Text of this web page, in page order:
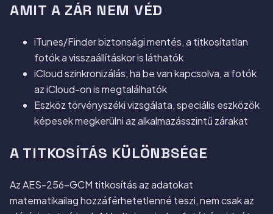
AMIT A ZÁR NEM VÉD
iTunes/Finder biztonsági mentés, a titkosítatlan
fotók a visszaállításkor is láthatók
iCloud szinkronizálás, ha be van kapcsolva, a fotók
az iCloud-on is megtalálhatók
Eszköz törvényszéki vizsgálata, speciális eszközök
képesek megkerülni az alkalmazásszintű zárakat
A TITKOSÍTÁS KÜLÖNBSÉGE
Az AES-256-GCM titkosítás az adatokat
matematikailag hozzáférhetetlenné teszi, nem csak az